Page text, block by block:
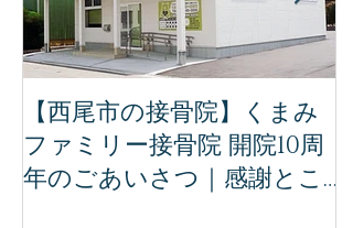
【西尾市の接骨院】くまみ
ファミリー接骨院 開院10周
年のごあいさつ｜感謝とこ